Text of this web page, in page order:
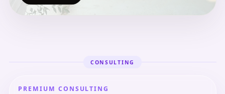
CONSULTING
PREMIUM CONSULTING